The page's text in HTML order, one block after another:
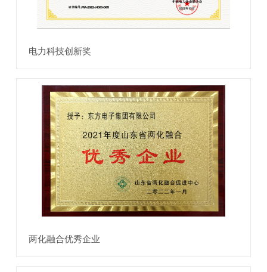
电力科技创新奖
两化融合优秀企业